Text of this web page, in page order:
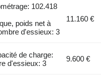
102.418
poids net à
d'essieux: 3
11.160 €
de charge:
d'essieux: 3
9.600 €